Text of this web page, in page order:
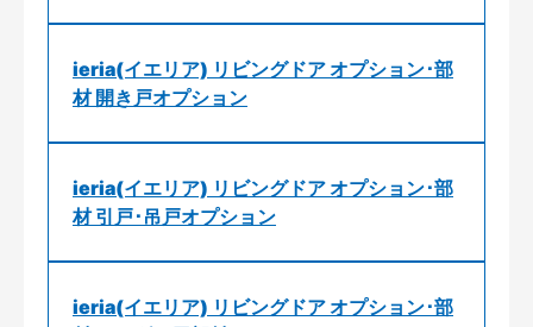
ieria(イエリア) リビングドア オプション･部
材 開き戸オプション
ieria(イエリア) リビングドア オプション･部
材 引戸･吊戸オプション
ieria(イエリア) リビングドア オプション･部